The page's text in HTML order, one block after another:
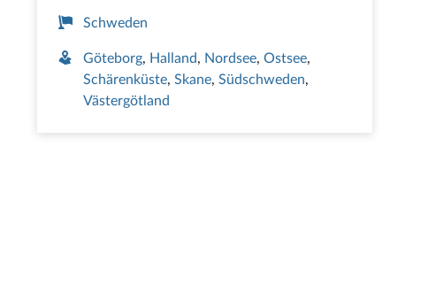
Schweden
Göteborg Halland Nordsee Ostsee
Schärenküste Skane Südschweden
Västergötland